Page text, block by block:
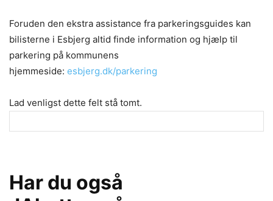
Foruden den ekstra assistance fra parkeringsguides kan
bilisterne i Esbjerg altid finde information og hjælp til
parkering på kommunens
hjemmeside: esbjerg.dk/parkering
Lad venligst dette felt stå tomt.
Har du også